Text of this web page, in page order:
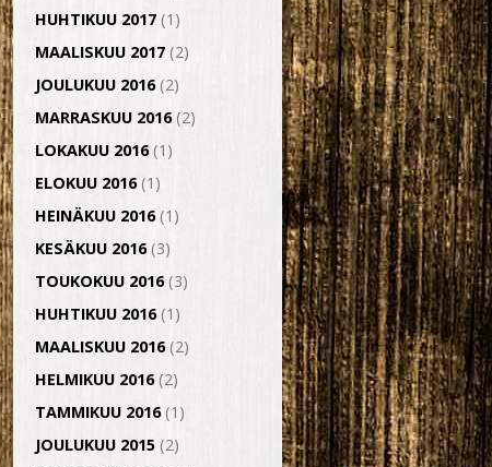
HUHTIKUU 2017 (1)
MAALISKUU 2017 (2)
JOULUKUU 2016(2)
MARRASKUU 2016(2)
LOKAKUU 2016(1)
ELOKUU 2016(1)
HEINÄKUU 2016(1)
KESÄKUU 2016(3)
TOUKOKUU 2016(3)
HUHTIKUU 2016(1)
MAALISKUU 2016(2)
HELMIKUU 2016(2)
TAMMIKUU 2016(1)
JOULUKUU 2015 (2)